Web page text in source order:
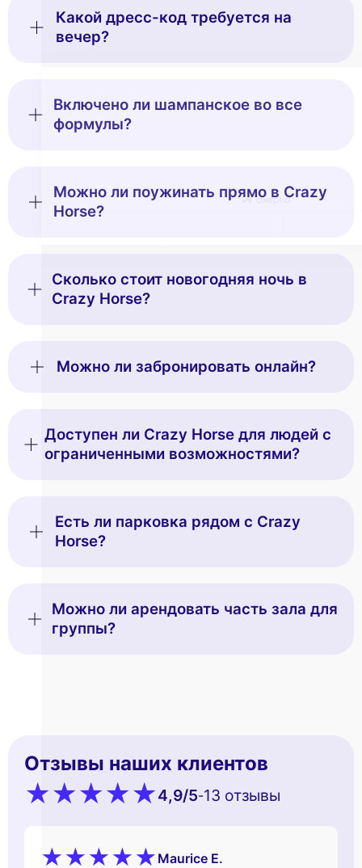
cookies
We use cookies and your personal data to
Consents certified by
Какой дресс-код требуется на
вечер?
Включено ли шампанское во все
формулы?
Можно ли поужинать прямо в Crazy
Horse?
Сколько стоит новогодняя ночь в
Crazy Horse?
Можно ли забронировать онлайн?
Доступен ли Crazy Horse для людей с
ограниченными возможностями?
Есть ли парковка рядом с Crazy
Horse?
Можно ли арендовать часть зала для
группы?
Отзывы наших клиентов
4,9/5-13 oтзывы
Maurice E.